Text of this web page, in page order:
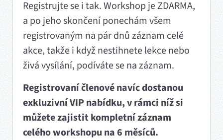
Registrujte se i tak. Workshop je ZDARMA,
a po jeho skončení ponechám všem
registrovaným na pár dnů záznam celé
akce, takže i když nestihnete lekce nebo
živá vysílání, podíváte se na záznam.
Registrovaní členové navíc dostanou
exkluzivní VIP nabídku, v rámci níž si
můžete zajistit kompletní záznam
celého workshopu na 6 měsíců.